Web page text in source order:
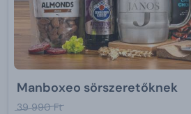
Manboxeo sörszeretőknek
39 990 Ft